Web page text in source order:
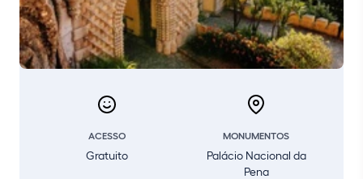
ACESSO
Gratuito
MONUMENTOS
Palácio Nacional da
Pena